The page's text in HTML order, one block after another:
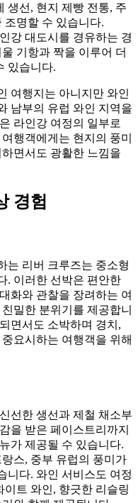
생선, 현지 제빵 전통, 주
조명할 수 있습니다.
강 대도시를 경유하는 경
기항과 짝을 이루어 더
있습니다.
여행지는 아니지만 와인
남부의 유럽 와인 지역을
라인강 여정의 일부로
행객에게는 현지의 풍미
면서도 광활한 느낌을
경험
는 리버 크루즈는 중소형
. 이러한 선박은 편안한
화와 관찰을 장려하는 여
밀한 분위기를 제공합니
면서도 소박하며 경치,
요시하는 여행객을 위해
선한 생선과 제철 채소부
을 받은 페이스트리까지
가 제공될 수 있습니다.
스, 중부 유럽의 풍미가
니다. 와인 서비스도 여정
트 와인, 향긋한 리슬링